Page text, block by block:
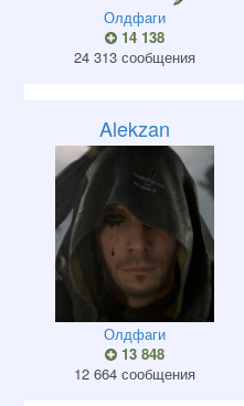
Олдфаги
14 138
24 313 сообщения
Alekzan
Олдфаги
13 848
12 664 сообщения